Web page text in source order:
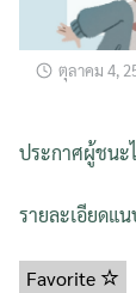
ตุลาคม 4,
ประกาศผู้ชนะ
รายละเอียดแ
Favorite